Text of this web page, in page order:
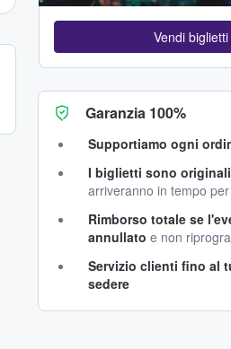
Vendi biglietti
Garanzia 100%
Supportiamo ogni
I biglietti sono originali
arriveranno in tempo
Rimborso totale se
annullato e non
Servizio clienti fino al
sedere